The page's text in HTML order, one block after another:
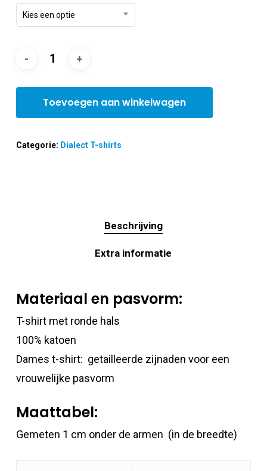
Kies een optie
Toevoegen aan winkelwagen
Categorie: Dialect T-shirts
Beschrijving
Extra informatie
Materiaal en pasvorm:
T-shirt met ronde hals
100% katoen
Dames t-shirt: getailleerde zijnaden voor een
vrouwelijke pasvorm
Maattabel:
Gemeten 1 cm onder de armen (in de breedte)